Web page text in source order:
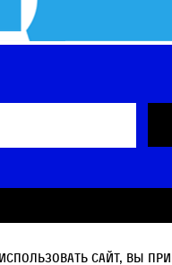
данных
сайт, вы